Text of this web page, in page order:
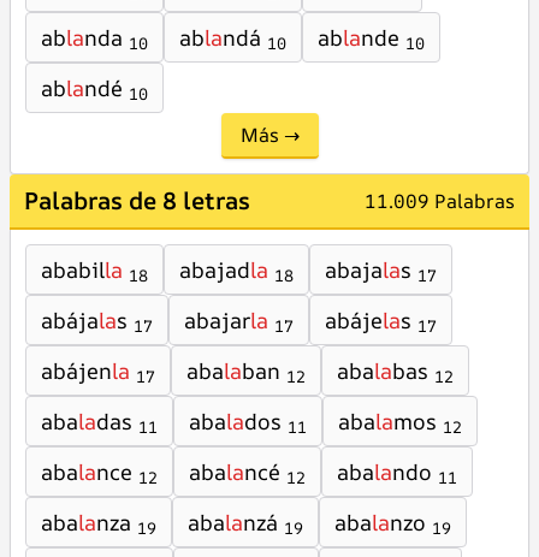
ablanda 10 ablandá 10 ablande 10
ablandé 10
Más →
Palabras de 8 letras 11.009 Palabras
ababilla 18 abajadla 18 abajalas 17
abájalas 17 abajarla 17 abájelas 17
abájenla 17 abalaban 12 abalabas 12
abaladas 11 abalados 11 abalamos 12
abalance 12 abalancé 12 abalando 11
abalanza 19 abalanzá 19 abalanzo 19